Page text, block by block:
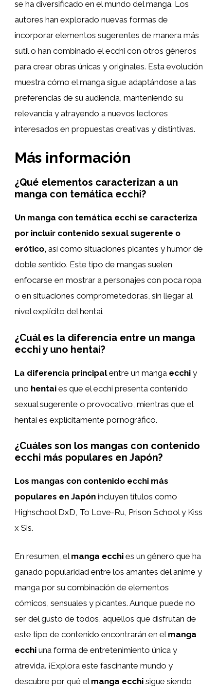
se ha diversificado en el mundo del manga. Los
autores han explorado nuevas formas de
incorporar elementos sugerentes de manera más
sutil o han combinado el ecchi con otros géneros
para crear obras únicas y originales. Esta evolución
muestra cómo el manga sigue adaptándose a las
preferencias de su audiencia, manteniendo su
relevancia y atrayendo a nuevos lectores
interesados en propuestas creativas y distintivas.
Más información
¿Qué elementos caracterizan a un
manga con temática ecchi?
Un manga con temática ecchi se caracteriza
por incluir contenido sexual sugerente o
erótico, así como situaciones picantes y humor de
doble sentido. Este tipo de mangas suelen
enfocarse en mostrar a personajes con poca ropa
o en situaciones comprometedoras, sin llegar al
nivel explícito del hentai.
¿Cuál es la diferencia entre un manga
ecchi y uno hentai?
La diferencia principalentre un manga ecchi y
uno hentai es que el ecchi presenta contenido
sexual sugerente o provocativo, mientras que el
hentai es explícitamente pornográfico.
¿Cuáles son los mangas con contenido
ecchi más populares en Japón?
Los mangas con contenido ecchi más
populares en Japón incluyen títulos como
Highschool DxD, To Love-Ru, Prison School y Kiss
x Sis.
En resumen, el manga ecchi es un género que ha
ganado popularidad entre los amantes del anime y
manga por su combinación de elementos
cómicos, sensuales y picantes. Aunque puede no
ser del gusto de todos, aquellos que disfrutan de
este tipo de contenido encontrarán en el manga
ecchi una forma de entretenimiento única y
atrevida. ¡Explora este fascinante mundo y
descubre por qué el manga ecchi sigue siendo